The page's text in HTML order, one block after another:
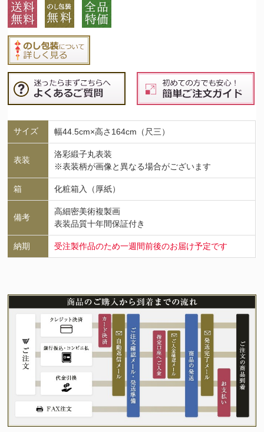
サイズ 幅44.5cm×高さ164cm（尺三）
表装
洛彩緞子丸表装
※表装柄が画像と異なる場合がございます
箱 化粧箱入（厚紙）
備考
高細密美術複製画
表装品質十年間保証付き
納期 受注製作品のため一週間前後のお届け予定です